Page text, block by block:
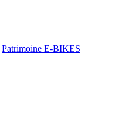
Patrimoine E-BIKES